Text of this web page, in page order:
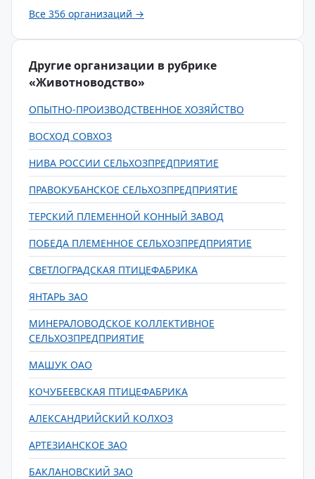
Все 356 организаций →
Другие организации в рубрике
«Животноводство»
ОПЫТНО-ПРОИЗВОДСТВЕННОЕ ХОЗЯЙСТВО
ВОСХОД СОВХОЗ
НИВА РОССИИ СЕЛЬХОЗПРЕДПРИЯТИЕ
ПРАВОКУБАНСКОЕ СЕЛЬХОЗПРЕДПРИЯТИЕ
ТЕРСКИЙ ПЛЕМЕННОЙ КОННЫЙ ЗАВОД
ПОБЕДА ПЛЕМЕННОЕ СЕЛЬХОЗПРЕДПРИЯТИЕ
СВЕТЛОГРАДСКАЯ ПТИЦЕФАБРИКА
ЯНТАРЬ ЗАО
МИНЕРАЛОВОДСКОЕ КОЛЛЕКТИВНОЕ
СЕЛЬХОЗПРЕДПРИЯТИЕ
МАШУК ОАО
КОЧУБЕЕВСКАЯ ПТИЦЕФАБРИКА
АЛЕКСАНДРИЙСКИЙ КОЛХОЗ
АРТЕЗИАНСКОЕ ЗАО
БАКЛАНОВСКИЙ ЗАО